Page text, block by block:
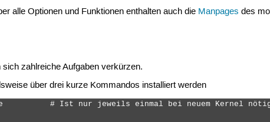
alle Optionen und Funktionen enthalten auch die Manpages des
zahlreiche Aufgaben verkürzen.
über drei kurze Kommandos installiert werden
# Ist nur jeweils einmal bei neuem Kernel